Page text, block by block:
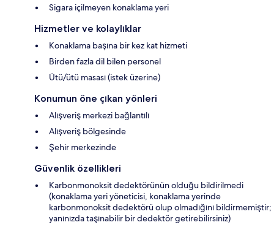
Sigara içilmeyen konaklama yeri
Hizmetler ve kolaylıklar
Konaklama başına bir kez kat hizmeti
Birden fazla dil bilen personel
Ütü/ütü masası (istek üzerine)
Konumun öne çıkan yönleri
Alışveriş merkezi bağlantılı
Alışveriş bölgesinde
Şehir merkezinde
Güvenlik özellikleri
Karbonmonoksit dedektörünün olduğu bildirilmedi
(konaklama yeri yöneticisi, konaklama yerinde
karbonmonoksit dedektörü olup olmadığını bildirmemiştir;
yanınızda taşınabilir bir dedektör getirebilirsiniz)